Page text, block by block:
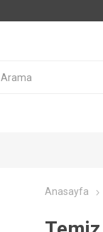
Anasayfa